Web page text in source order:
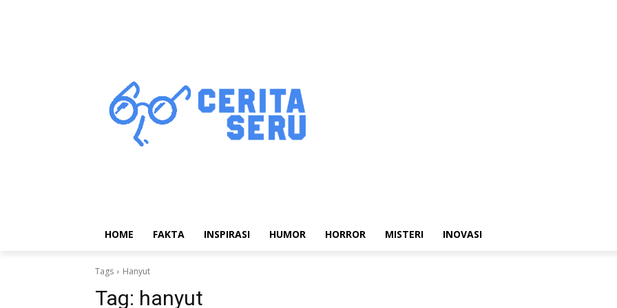
HOME FAKTA INSPIRASI HUMOR HORROR MISTERI INOVASI
Tags Hanyut
Tag: hanyut